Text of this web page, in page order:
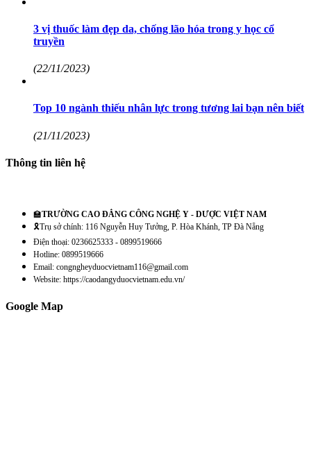
3 vị thuốc làm đẹp da, chống lão hóa trong y học cổ
truyền
(22/11/2023)
Top 10 ngành thiếu nhân lực trong tương lai bạn nên biết
(21/11/2023)
Thông tin liên hệ
🏫TRƯỜNG CAO ĐẲNG CÔNG NGHỆ Y - DƯỢC VIỆT NAM
🎗️Trụ sở chính: 116 Nguyễn Huy Tưởng, P. Hòa Khánh, TP Đà Nẵng
Điện thoại: 0236625333 - 0899519666
Hotline: 0899519666
Email: congngheyduocvietnam116@gmail.com
Website: https://caodangyduocvietnam.edu.vn/
Google Map